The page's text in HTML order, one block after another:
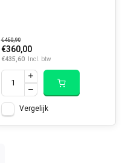
€450,90
€360,00
€435,60 Incl. btw
Vergelijk